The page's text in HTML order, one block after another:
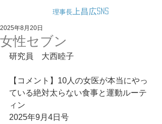
理事長 上昌広SNS
女性セブン
2025年8月20日
研究員　大西睦子
【コメント】10人の女医が本当にやっ
ている絶対太らない食事と運動ルーテ
ィン
2025年9月4日号